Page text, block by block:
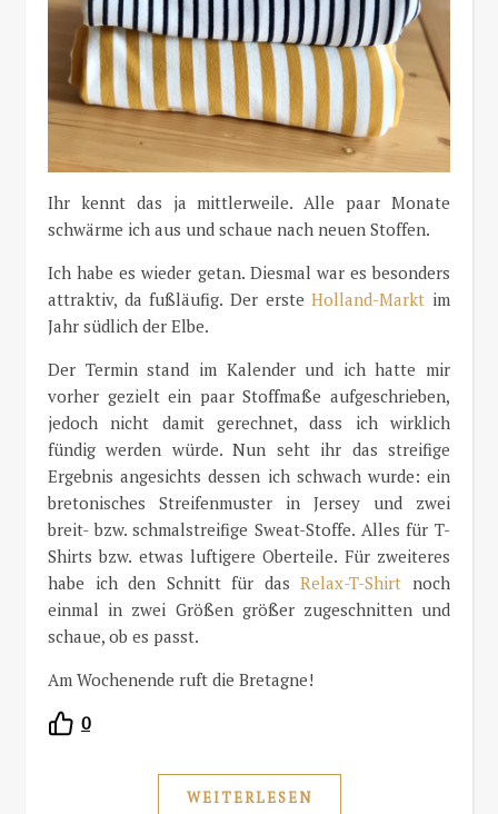
Ihr kennt das ja mittlerweile. Alle paar Monate
schwärme ich aus und schaue nach neuen Stoffen.
Ich habe es wieder getan. Diesmal war es besonders
attraktiv, da fußläufig. Der ersteHolland-Markt im
Jahr südlich der Elbe.
Der Termin stand im Kalender und ich hatte mir
vorher gezielt ein paar Stoffmaße aufgeschrieben,
jedoch nicht damit gerechnet, dass ich wirklich
fündig werden würde. Nun seht ihr das streifige
Ergebnis angesichts dessen ich schwach wurde: ein
bretonisches Streifenmuster in Jersey und zwei
breit- bzw. schmalstreifige Sweat-Stoffe. Alles für T-
Shirts bzw. etwas luftigere Oberteile. Für zweiteres
habe ich den Schnitt für dasRelax-T-Shirt noch
einmal in zwei Größen größer zugeschnitten und
schaue, ob es passt.
Am Wochenende ruft die Bretagne!
0
WEITERLESEN